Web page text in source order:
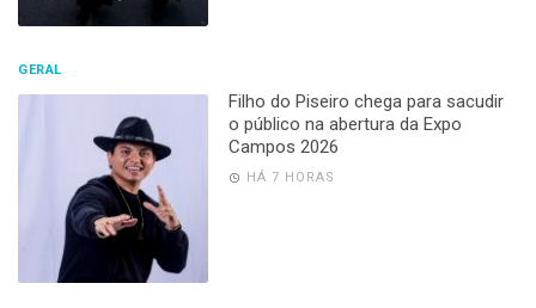
GERAL
Filho do Piseiro chega para sacudir
o público na abertura da Expo
Campos 2026
HÁ 7 HORAS